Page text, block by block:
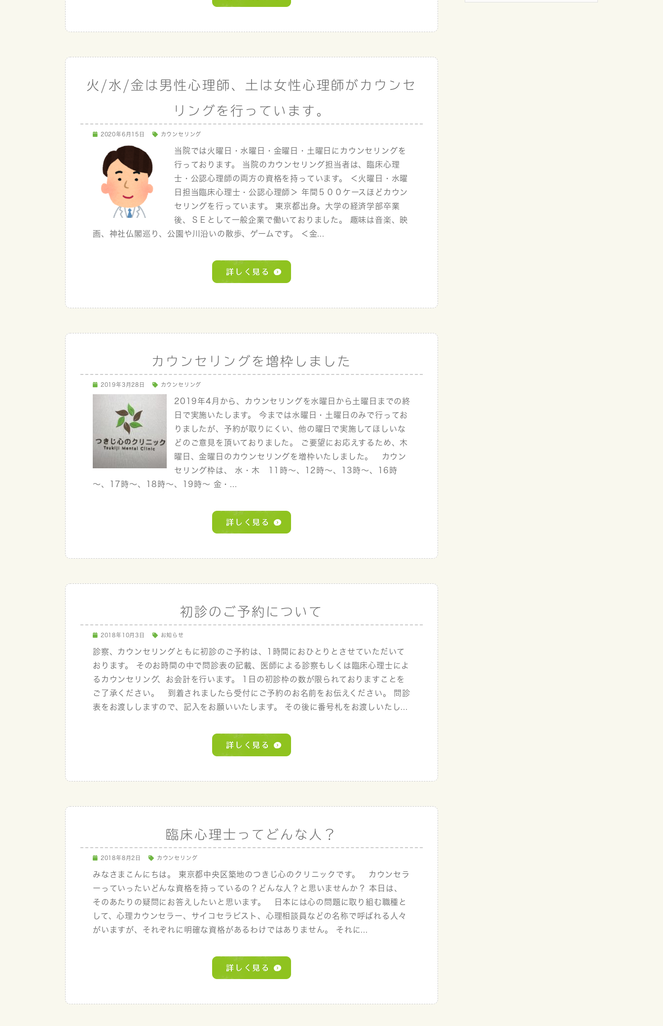
火/水/金は男性心理師、土は女性心理師がカウンセ
リングを行っています。
2020年6月15日 カウンセリング
当院では火曜日・水曜日・金曜日・土曜日にカウンセリングを
行っております。 当院のカウンセリング担当者は、臨床心理
士・公認心理師の両方の資格を持っています。 ＜火曜日・水曜
日担当臨床心理士・公認心理師＞ 年間５００ケースほどカウン
セリングを行っています。 東京都出身。大学の経済学部卒業
後、ＳＥとして一般企業で働いておりました。 趣味は音楽、映
画、神社仏閣巡り、公園や川沿いの散歩、ゲームです。 ＜金...
カウンセリングを増枠しました
2019年3月28日 カウンセリング
2019年4月から、カウンセリングを水曜日から土曜日までの終
日で実施いたします。 今までは水曜日・土曜日のみで行ってお
りましたが、予約が取りにくい、他の曜日で実施してほしいな
どのご意見を頂いておりました。 ご要望にお応えするため、木
曜日、金曜日のカウンセリングを増枠いたしました。 カウン
セリング枠は、 水・木 11時～、12時～、13時～、16時
～、17時～、18時～、19時～ 金・...
初診のご予約について
2018年10月3日 お知らせ
診察、カウンセリングともに初診のご予約は、1時間におひとりとさせていただいて
おります。 そのお時間の中で問診表の記載、医師による診察もしくは臨床心理士によ
るカウンセリング、お会計を行います。 1日の初診枠の数が限られておりますことを
ご了承ください。 到着されましたら受付にご予約のお名前をお伝えください。 問診
表をお渡ししますので、記入をお願いいたします。 その後に番号札をお渡しいたし...
臨床心理士ってどんな人？
2018年8月2日 カウンセリング
みなさまこんにちは。 東京都中央区築地のつきじ心のクリニックです。 カウンセラ
ーっていったいどんな資格を持っているの？どんな人？と思いませんか？ 本日は、
そのあたりの疑問にお答えしたいと思います。 日本には心の問題に取り組む職種と
して、心理カウンセラー、サイコセラピスト、心理相談員などの名称で呼ばれる人々
がいますが、それぞれに明確な資格があるわけではありません。 それに...